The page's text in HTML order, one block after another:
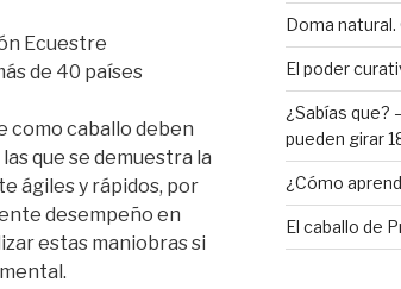
Ecuestre
de 40 países
como caballo deben
que se demuestra la
ágiles y rápidos, por
desempeño en
estas maniobras si
Doma natural.
El poder
¿Sabías que?
pueden girar
¿Cómo
El caballo de